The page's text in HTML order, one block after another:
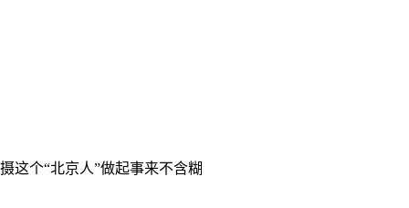
个“北京人”做起事来不含糊